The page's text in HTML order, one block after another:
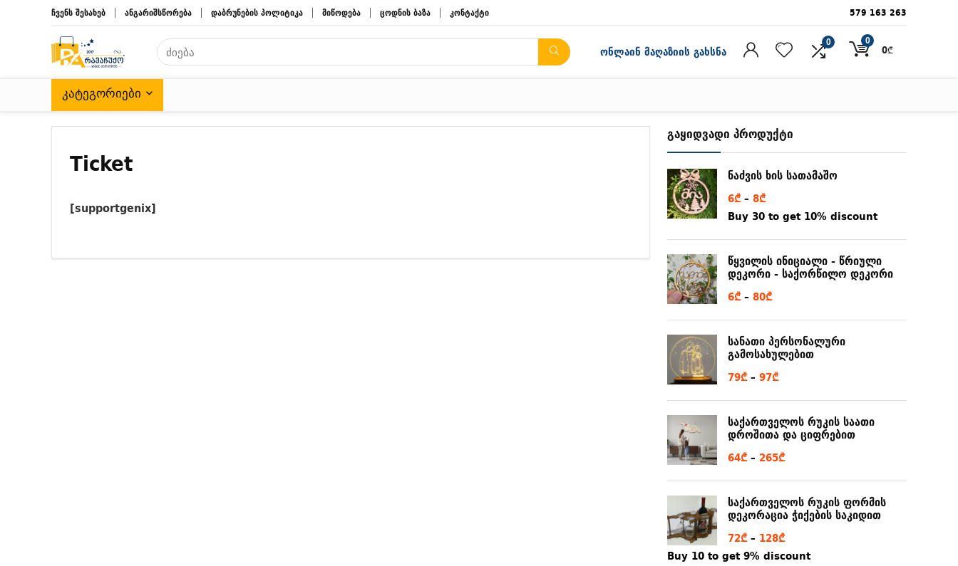
ჩვენს შესახებ ანგარიშსწორება დაბრუნების პოლიტიკა მიწოდება ცოდნის ბაზა კონტაქტი 579 163 263
ონლაინ მაღაზიის გახსნა
0 0
0₾
ᲙᲐᲢᲔᲒᲝᲠᲘᲔᲑᲘ
Ticket
[supportgenix]
გაყიდვადი პროდუქტი
ნაძვის ხის სათამაშო
6₾ – 8₾Price
range:
through
8₾
Buy 30 to get 10% discount
წყვილის ინიციალი - წრიული
დეკორი - საქორწილო დეკორი
6₾ – 80₾Price
6₾
through
80₾
სანათი პერსონალური
გამოსახულებით
79₾ – 97₾Price
through
97₾
საქართველოს რუკის საათი
დროშითა და ციფრებით
64₾ – 265₾Price
64₾
through
265₾
საქართველოს რუკის ფორმის
დეკორაცია ჭიქების საკიდით
72₾ – 128₾Price
range:
Buy 10 to get 9% discount